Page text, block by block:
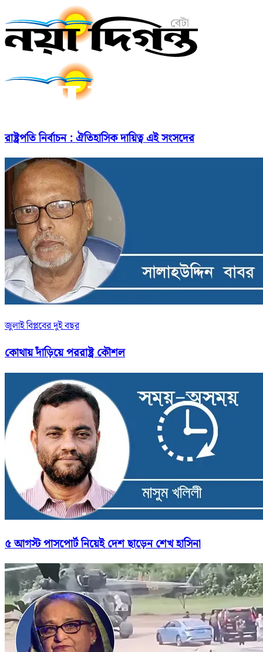
রাষ্ট্রপতি নির্বাচন : ঐতিহাসিক দায়িত্ব এই সংসদের
জুলাই বিপ্লবের দুই বছর
কোথায় দাঁড়িয়ে পররাষ্ট্র কৌশল
৫ আগস্ট পাসপোর্ট নিয়েই দেশ ছাড়েন শেখ হাসিনা